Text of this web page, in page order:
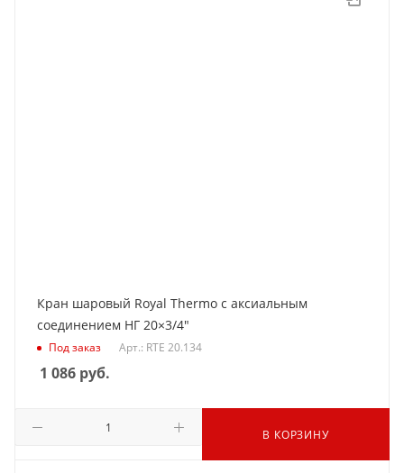
Кран шаровый Royal Thermo с аксиальным
соединением НГ 20×3/4"
Под заказ Арт.: RTE 20.134
1 086 руб.
В КОРЗИНУ